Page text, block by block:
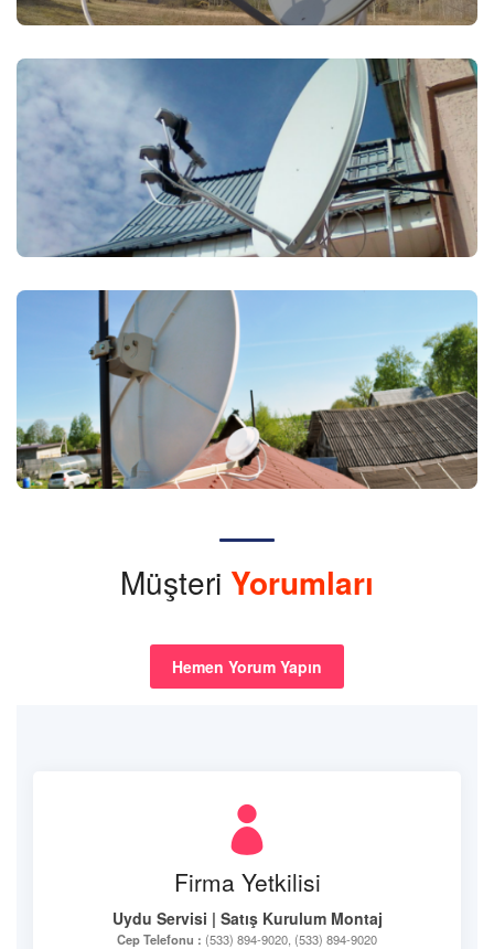
Müşteri Yorumları
Hemen Yorum Yapın
Firma Yetkilisi
Uydu Servisi | Satış Kurulum Montaj
Cep Telefonu : (533) 894-9020, (533) 894-9020